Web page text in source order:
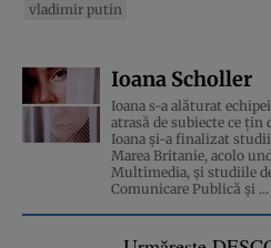
vladimir putin
Ioana Scholler
Ioana s-a alăturat
atrasă de subiecte ce
Ioana și-a finalizat
Marea Britanie, acolo
Multimedia, și studiile
Comunicare Publică și ...